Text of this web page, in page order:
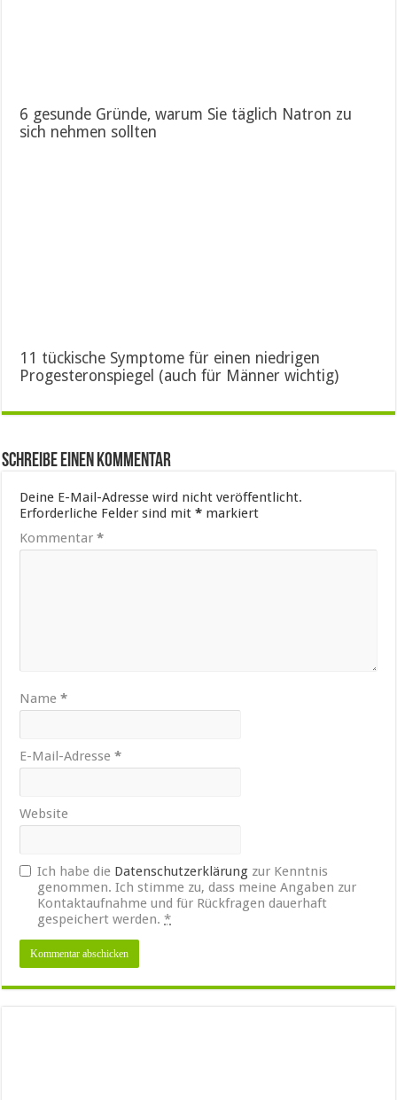
6 gesunde Gründe, warum Sie täglich Natron zu
sich nehmen sollten
11 tückische Symptome für einen niedrigen
Progesteronspiegel (auch für Männer wichtig)
Schreibe einen Kommentar
Deine E-Mail-Adresse wird nicht veröffentlicht.
Erforderliche Felder sind mit* markiert
Kommentar*
Name*
E-Mail-Adresse*
Website
Ich habe die Datenschutzerklärung zur Kenntnis
genommen. Ich stimme zu, dass meine Angaben zur
Kontaktaufnahme und für Rückfragen dauerhaft
gespeichert werden.*